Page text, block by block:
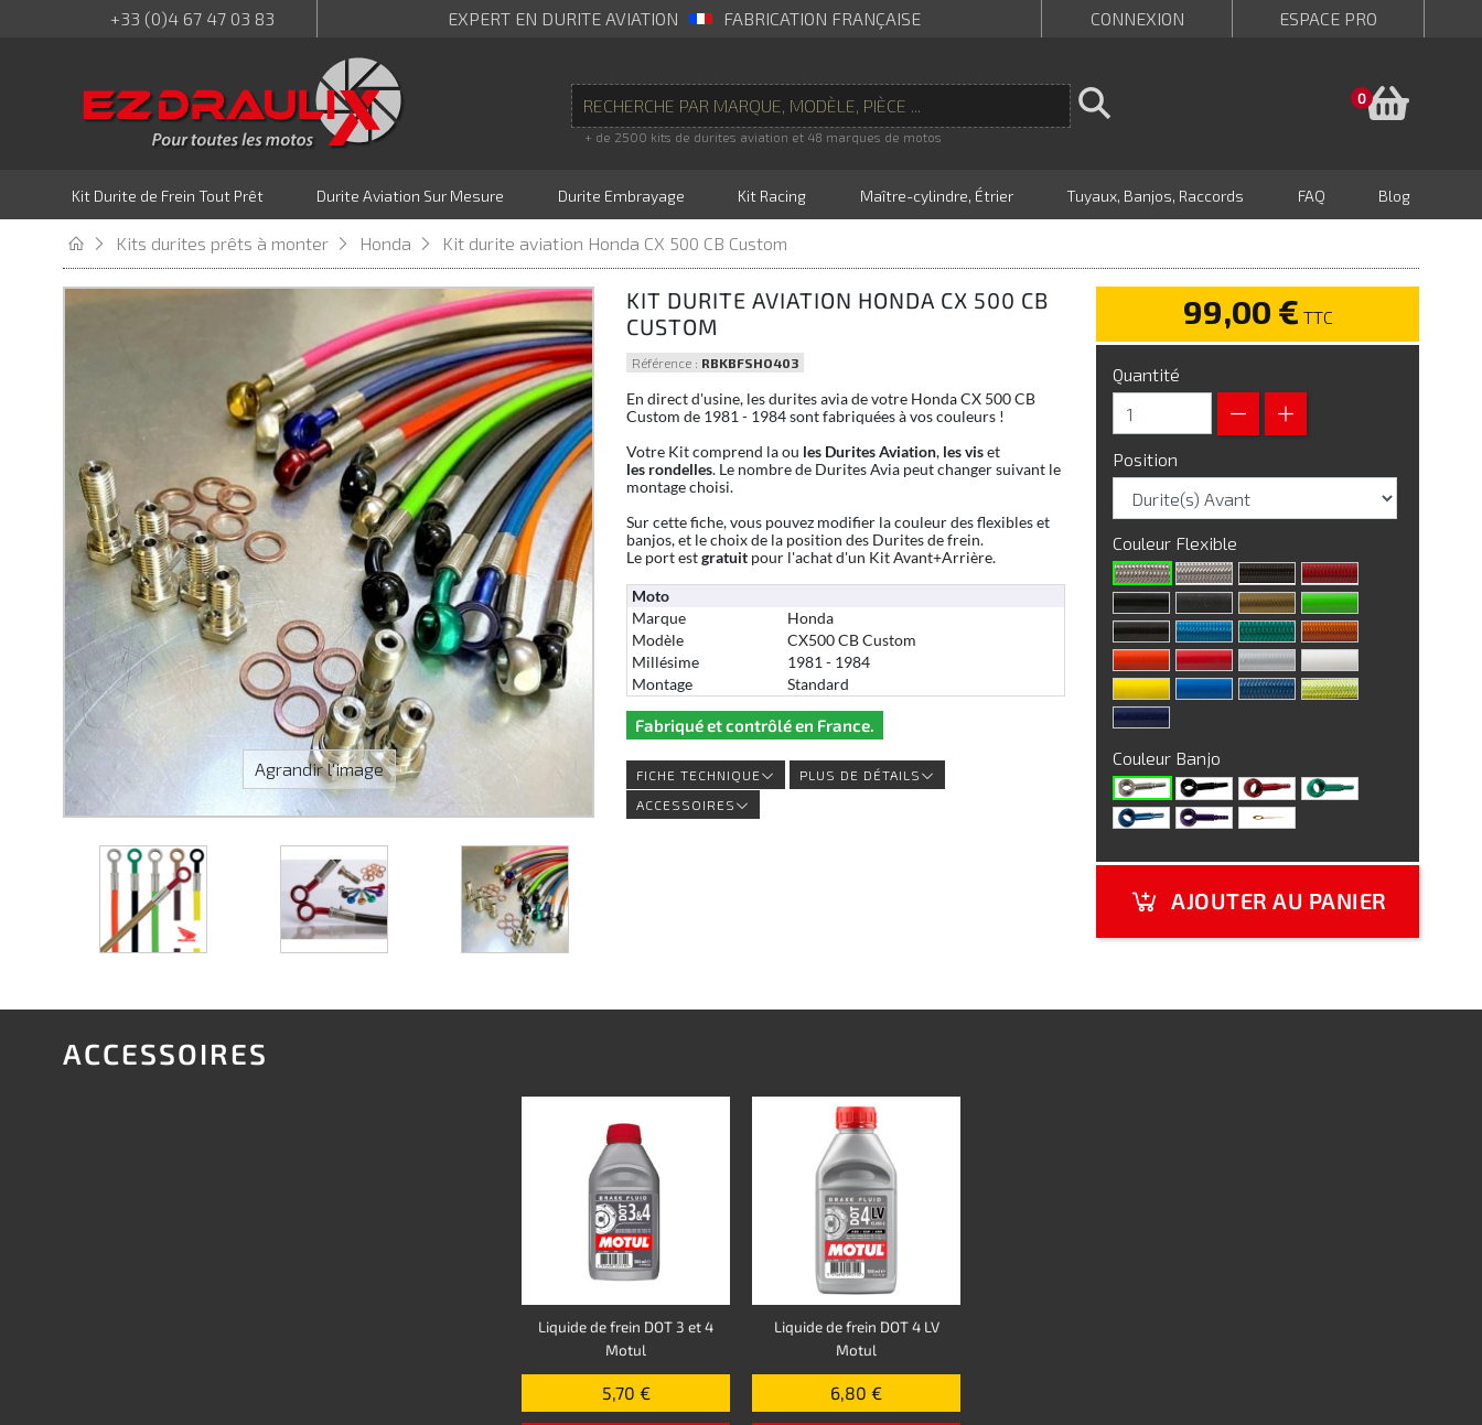
+33 (0)4 67 47 03 83 EXPERT EN DURITE AVIATION FABRICATION FRANÇAISE CONNEXION ESPACE PRO
+ de 2500 kits de durites aviation et 48 marques de motos
0
Kit Durite de Frein Tout Prêt Durite Aviation Sur Mesure Durite Embrayage Kit Racing Maître-cylindre, Étrier Tuyaux, Banjos, Raccords FAQ Blog
Kits durites prêts à monter Honda Kit durite aviation Honda CX 500 CB Custom
Agrandir l'image
KIT DURITE AVIATION HONDA CX 500 CB
CUSTOM
Référence : RBKBFSHO403
En direct d'usine, les durites avia de votre Honda CX 500 CB
Custom de 1981 - 1984 sont fabriquées à vos couleurs !
Votre Kit comprend la ou les Durites Aviation, les viset
les rondelles. Le nombre de Durites Avia peut changer suivant le
montage choisi.
Sur cette fiche, vous pouvez modifier la couleur des flexibles et
banjos, et le choix de la position des Durites de frein.
Le port estgratuitpour l'achat d'un Kit Avant+Arrière.
Moto
Marque
Honda
Modèle
CX500 CB Custom
Millésime
1981 - 1984
Montage
Standard
Fabriqué et contrôlé en France.
FICHE TECHNIQUE
PLUS DE DÉTAILS
ACCESSOIRES
99,00 € TTC
Quantité
Position
Couleur Flexible
Couleur Banjo
AJOUTER AU PANIER
ACCESSOIRES
Liquide de frein DOT 3 et 4
Motul
5,70 €
Liquide de frein DOT 4 LV
Motul
6,80 €